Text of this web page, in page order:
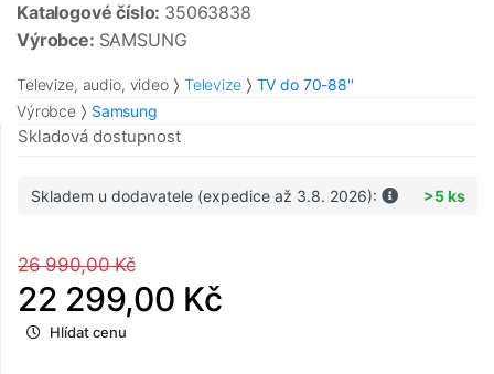
Katalogové číslo: 35063838
Výrobce: SAMSUNG
Televize, audio, video Televize
TV do 70-88''
Výrobce
Samsung
Skladová dostupnost
Skladem u dodavatele (expedice až 3.8. 2026): >5 ks
26 990,00 Kč
22 299,00 Kč
Hlídat cenu